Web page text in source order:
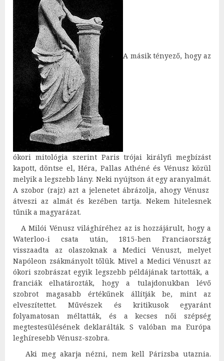
A másik tényező, hogy az
ókori mitológia szerint Paris trójai királyfi megbízást
kapott, döntse el, Héra, Pallas Athéné és Vénusz közül
melyik a legszebb lány. Neki nyújtson át egy aranyalmát.
A szobor (rajz) azt a jelenetet ábrázolja, ahogy Vénusz
átveszi az almát és kezében tartja. Nekem hitelesnek
tűnik a magyarázat.
A Milói Vénusz világhíréhez az is hozzájárult, hogy a
Waterloo-i csata után, 1815-ben Franciaország
visszaadta az olaszoknak a Medici Vénuszt, melyet
Napóleon zsákmányolt tőlük. Mivel a Medici Vénuszt az
ókori szobrászat egyik legszebb példájának tartották, a
franciák elhatározták, hogy a tulajdonukban lévő
szobrot magasabb értékűnek állítják be, mint az
elveszítettet. Művészek és kritikusok egyaránt
folyamatosan méltatták, és a kecses női szépség
megtestesülésének deklarálták. S valóban ma Európa
leghíresebb Vénusz-szobra.
Aki meg akarja nézni, nem kell Párizsba utaznia.